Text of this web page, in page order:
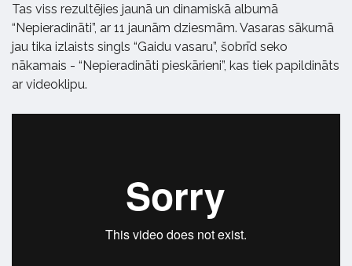
Tas viss rezultējies jaunā un dinamiskā albumā
“Nepieradināti”, ar 11 jaunām dziesmām. Vasaras sākumā
jau tika izlaists singls “Gaidu vasaru”, šobrīd seko
nākamais - “Nepieradināti pieskārieni”, kas tiek papildināts
ar videoklipu.